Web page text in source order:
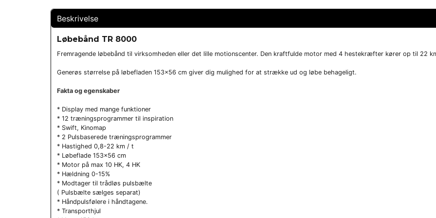
Beskrivelse
Løbebånd TR 8000
Fremragende løbebånd til virksomheden eller det lille motionscenter. Den kraftfulde motor med 4 hestekræfter kører op til 22
Generøs størrelse på løbefladen 153x56 cm giver dig mulighed for at strække ud og løbe behageligt.
Fakta og egenskaber
* Display med mange funktioner
* 12 træningsprogrammer til inspiration
* Swift, Kinomap
* 2 Pulsbaserede træningsprogrammer
* Hastighed 0,8-22 km / t
* Løbeflade 153x56 cm
* Motor på max 10 HK, 4 HK
* Hældning 0-15%
* Modtager til trådløs pulsbælte
( Pulsbælte sælges separat)
* Håndpulsfølere i håndtagene.
* Transporthjul